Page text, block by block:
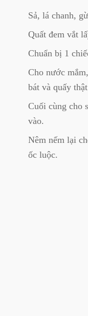
Sả, lá chanh,
Quất đem vắt
Chuẩn bị 1
Cho nước
bát và quấy
Cuối cùng cho
vào.
Nêm nếm lại
ốc luộc.